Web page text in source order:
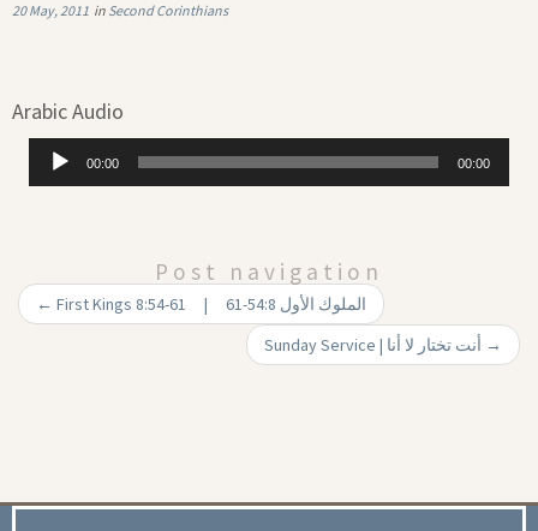
20 May, 2011 in Second Corinthians
Arabic Audio
Audio
Player
00:00 00:00
Post navigation
←
First Kings 8:54-61 | 61-54:8 الملوك الأول
→